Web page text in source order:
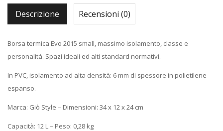
Descrizione Recensioni (0)
Borsa termica Evo 2015 small, massimo isolamento, classe e
personalità. Spazi ideali ed alti standard normativi.
In PVC, isolamento ad alta densità: 6 mm di spessore in polietilene
espanso.
Marca: Giò Style – Dimensioni: 34 x 12 x 24 cm
Capacità: 12 L – Peso: 0,28 kg